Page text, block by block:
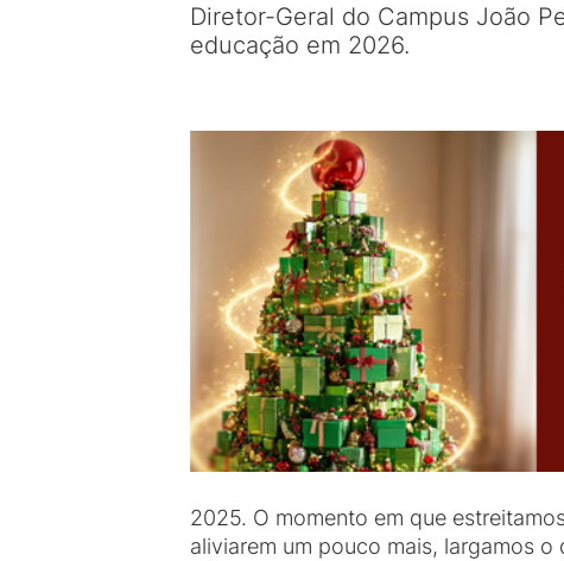
Diretor-Geral do Campus João
educação em 2026.
2025. O momento em que
aliviarem um pouco mais, largamos